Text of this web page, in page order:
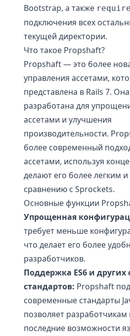
Bootstrap, а также
подключения всех
текущей директории.
Что такое Propshaft?
Propshaft — это более
управления ассетами,
представлена в Rails 7.
разработана для
ассетами и улучшения
производительности.
более современный
ассетами, используя
делают его более легким
сравнению с Sprockets.
Основные функции
Упрощенная
требует меньше
что делает его более
разработчиков.
Поддержка ES6 и
стандартов: Propshaft
современные стандарты
позволяет разработчикам
последние возможности